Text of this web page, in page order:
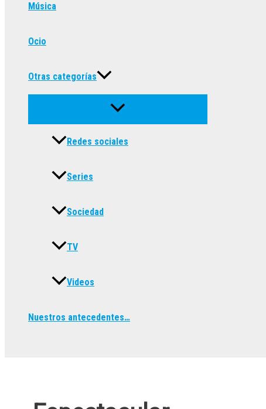
Música
Ocio
Otras categorías
Redes sociales
Series
Sociedad
TV
Videos
Nuestros antecedentes…